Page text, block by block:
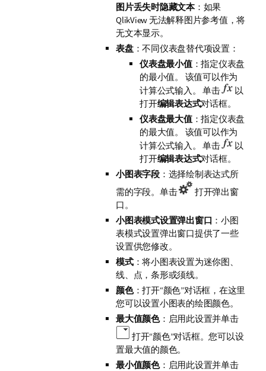
图片丢失时隐藏文本：如果
QlikView 无法解释图片参考值，将
无文本显示。
表盘：不同仪表盘替代项设置：
仪表盘最小值：指定仪表盘
的最小值。 该值可以作为
计算公式输入。 单击
以
打开编辑表达式对话框。
仪表盘最大值：指定仪表盘
的最大值。 该值可以作为
计算公式输入。 单击
以
打开编辑表达式对话框。
小图表字段：选择绘制表达式所
需的字段。单击
打开弹出窗
口。
小图表模式设置弹出窗口 ：小图
表模式设置弹出窗口提供了一些
设置供您修改。
模式：将小图表设置为迷你图、
线、点，条形或须线。
颜色：打开“颜色”对话框，在这里
您可以设置小图表的绘图颜色。
最大值颜色：启用此设置并单击
打开“颜色”对话框。您可以设
置最大值的颜色。
最小值颜色：启用此设置并单击